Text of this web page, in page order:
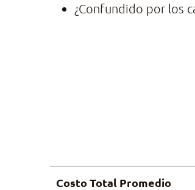
¿Confundido por los
Costo Total Promedio